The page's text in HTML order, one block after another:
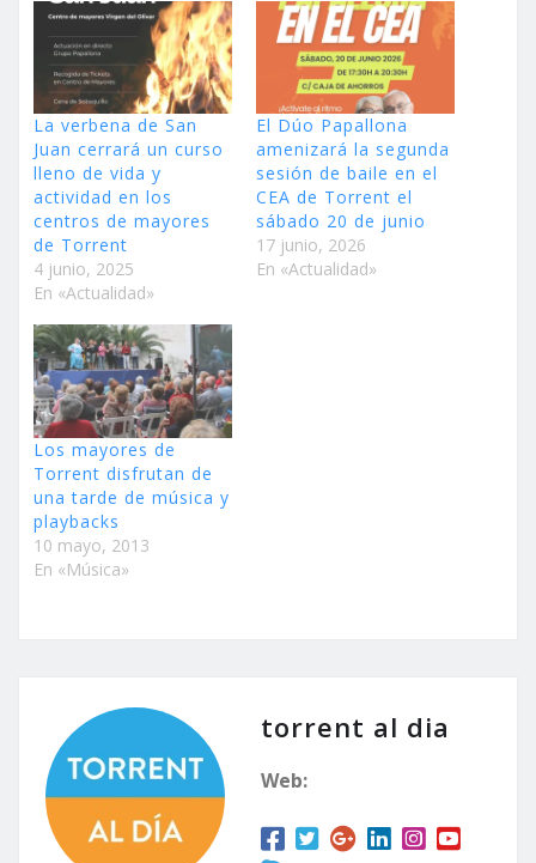
La verbena de San
Juan cerrará un curso
lleno de vida y
actividad en los
centros de mayores
de Torrent
4 junio, 2025
En «Actualidad»
El Dúo Papallona
amenizará la segunda
sesión de baile en el
CEA de Torrent el
sábado 20 de junio
17 junio, 2026
En «Actualidad»
Los mayores de
Torrent disfrutan de
una tarde de música y
playbacks
10 mayo, 2013
En «Música»
torrent al dia
Web: